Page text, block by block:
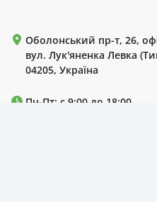
Оболонський пр-т, 26,
вул. Лук'яненка Левка
04205, Україна
Пн-Пт: с 9:00 до 18:00.